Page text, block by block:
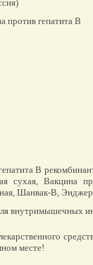
против гепатита В
В
сухая, Вакцина
Шанвак-В,
внутримышечных
месте!